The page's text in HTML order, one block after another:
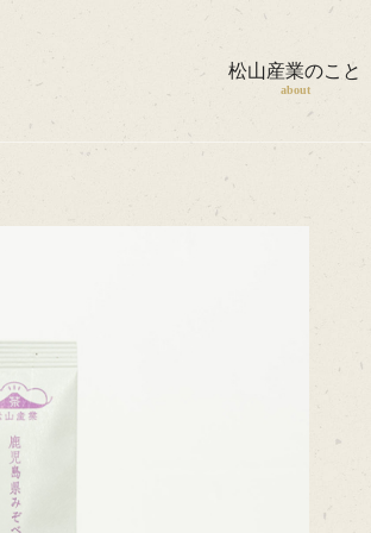
松山産業のこと
about
商品一覧
お茶日記
茶工場の見学